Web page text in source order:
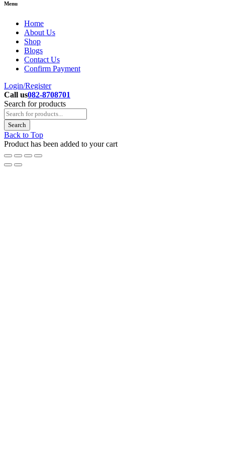
Menu
Home
About Us
Shop
Blogs
Contact Us
Confirm Payment
Login/Register
Call us082-8708701
Search for products
Back to Top
Product has been added to your cart